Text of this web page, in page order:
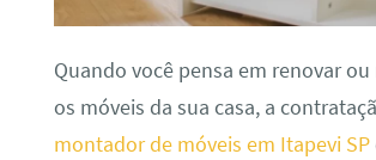
Quando você pensa em renovar
os móveis da sua casa, a
montador de móveis em Itapevi SP